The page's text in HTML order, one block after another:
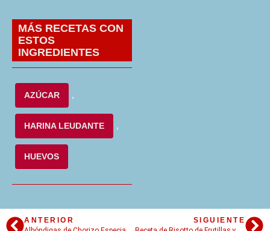
MÁS RECETAS CON
ESTOS
INGREDIENTES
AZÚCAR ,
HARINA LEUDANTE ,
HUEVOS
ANTERIOR
SIGUIENTE